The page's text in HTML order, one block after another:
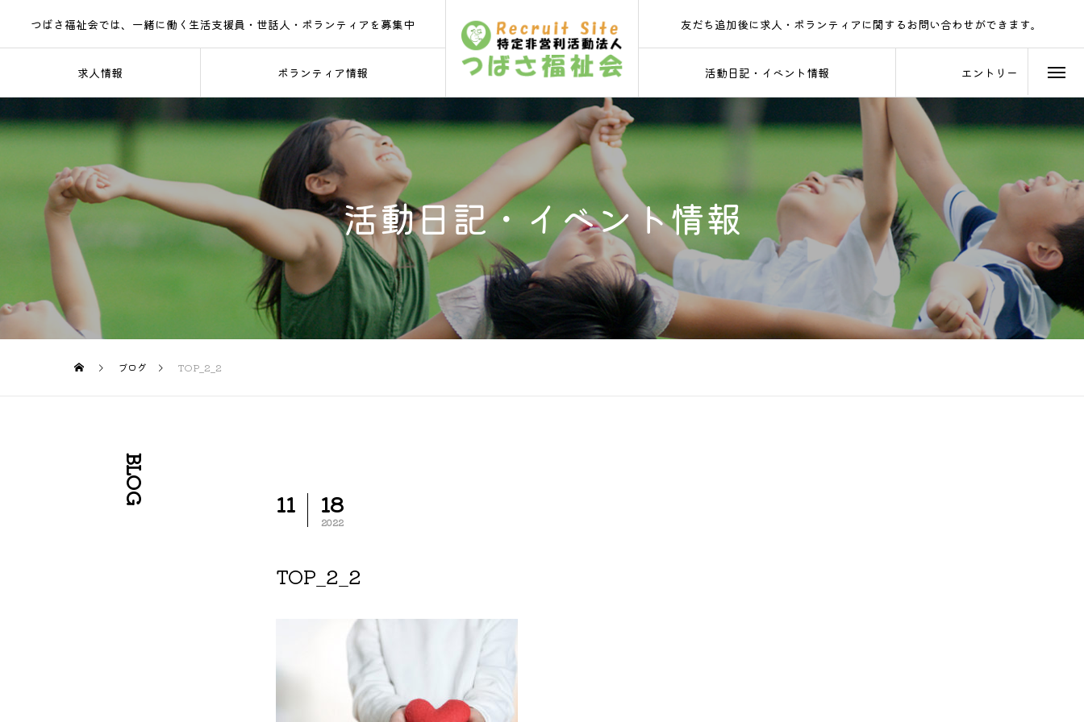
求人情報 ボランティア情報 活動日記・イベント情報 エントリー
つばさ福祉会では、一緒に働く生活支援員・世話人・ボランティアを募集中 友だち追加後に求人・ボランティアに関するお問い合わせができます。
LINEでのご連絡をお待ちしております。
活動日記・イベント情報
ブログ TOP_2_2
BLOG 11 18
2022
TOP_2_2